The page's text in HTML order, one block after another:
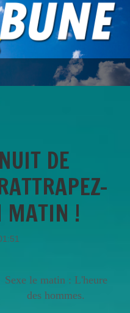
DE
MATIN !
Sexe le matin : L'heure
des hommes.